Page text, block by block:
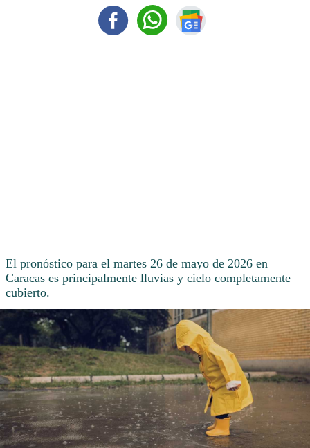
El pronóstico para el martes 26 de mayo de 2026 en
Caracas es principalmente lluvias y cielo completamente
cubierto.